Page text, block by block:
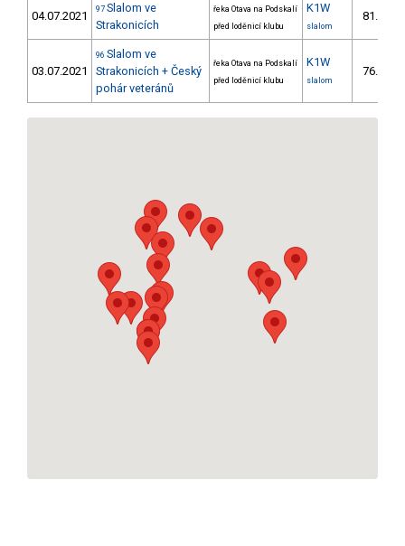
04.07.2021 97 Slalom ve
Strakonicích
řeka Otava na Podskalí
před loděnicí klubu
K1W
slalom
81.
03.07.2021
96 Slalom ve
Strakonicích + Český
pohár veteránů
řeka Otava na Podskalí
před loděnicí klubu
K1W
slalom
76.